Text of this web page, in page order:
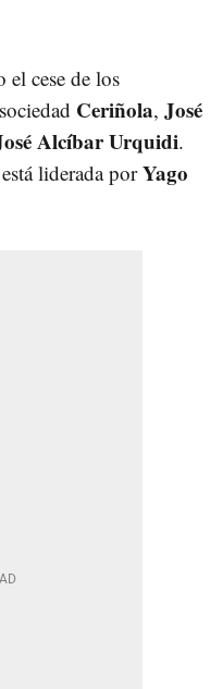
cese de los
Ceriñola, José
Alcíbar Urquidi.
liderada porYago